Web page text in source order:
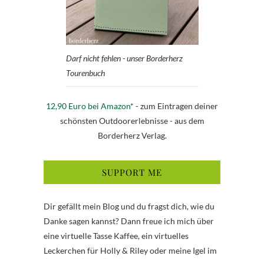
Darf nicht fehlen - unser Borderherz
Tourenbuch
12,90 Euro bei Amazon* - zum Eintragen deiner
schönsten Outdoorerlebnisse - aus dem
Borderherz Verlag.
SUPPORT ME
Dir gefällt mein Blog und du fragst dich, wie du
Danke sagen kannst? Dann freue ich mich über
eine virtuelle Tasse Kaffee, ein virtuelles
Leckerchen für Holly & Riley oder meine Igel im